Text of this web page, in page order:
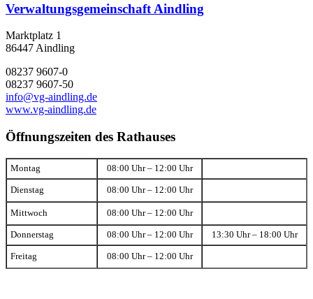
Verwaltungsgemeinschaft Aindling
Marktplatz 1
86447 Aindling
08237 9607-0
08237 9607-50
info@vg-aindling.de
www.vg-aindling.de
Öffnungszeiten des Rathauses
Montag 08:00 Uhr – 12:00 Uhr
Dienstag 08:00 Uhr – 12:00 Uhr
Mittwoch 08:00 Uhr – 12:00 Uhr
Donnerstag 08:00 Uhr – 12:00 Uhr 13:30 Uhr – 18:00 Uhr
Freitag 08:00 Uhr – 12:00 Uhr